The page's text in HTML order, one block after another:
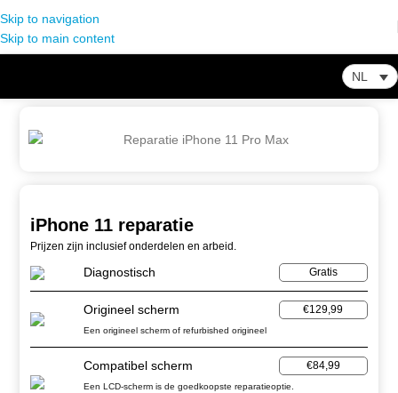
Skip to navigation
Skip to main content
NL
iPhone 11 reparatie
Prijzen zijn inclusief onderdelen en arbeid.
Diagnostisch Gratis
Origineel scherm €129,99
Een origineel scherm of refurbished origineel
Compatibel scherm €84,99
Een LCD-scherm is de goedkoopste reparatieoptie.